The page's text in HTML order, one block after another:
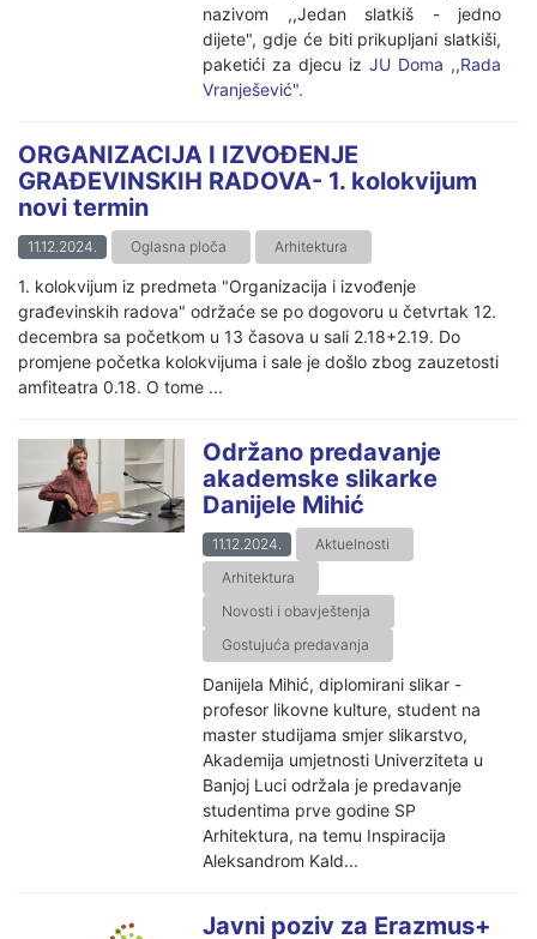
nazivom ,,Jedan slatkiš - jedno
dijete", gdje će biti prikupljani slatkiši,
paketići za djecu izJU Doma ,,Rada
Vranješević".
ORGANIZACIJA I IZVOĐENJE
GRAĐEVINSKIH RADOVA- 1. kolokvijum
novi termin
11.12.2024. Oglasna ploča Arhitektura
1. kolokvijum iz predmeta "Organizacija i izvođenje
građevinskih radova" održaće se po dogovoru u četvrtak 12.
decembra sa početkom u 13 časova u sali 2.18+2.19. Do
promjene početka kolokvijuma i sale je došlo zbog zauzetosti
amfiteatra 0.18. O tome ...
Održano predavanje
akademske slikarke
Danijele Mihić
11.12.2024.
Aktuelnosti
Arhitektura
Novosti i obavještenja
Gostujuća predavanja
Danijela Mihić, diplomirani slikar -
profesor likovne kulture, student na
master studijama smjer slikarstvo,
Akademija umjetnosti Univerziteta u
Banjoj Luci održala je predavanje
studentima prve godine SP
Arhitektura, na temu Inspiracija
Aleksandrom Kald...
Javni poziv za Erazmus+